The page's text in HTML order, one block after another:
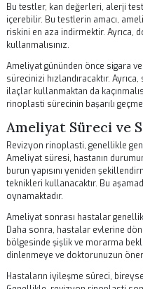
Daha fazla bilgi içinBize ulaşın
Revizyon
Revizyon rinoplasti öncesinde
doğru bir değerlendirme
sağlığınız hakkında detaylı
yapabilmesi için oldukça
etmelisiniz.
Revizyon rinoplasti öncesinde
Bu testler, kan değerleri,
içerebilir. Bu testlerin amacı,
riskini en aza indirmektir.
kullanmalısınız.
Ameliyat gününden önce
sürecinizi hızlandıracaktır.
ilaçlar kullanmaktan da
rinoplasti sürecinin başarılı
Ameliyat Süreci